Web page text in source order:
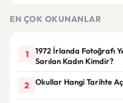
EN ÇOK OKUNANLAR
1
1972 İrlanda Fotoğrafı
Sarılan Kadın Kimdir?
2 Okullar Hangi Tarihte